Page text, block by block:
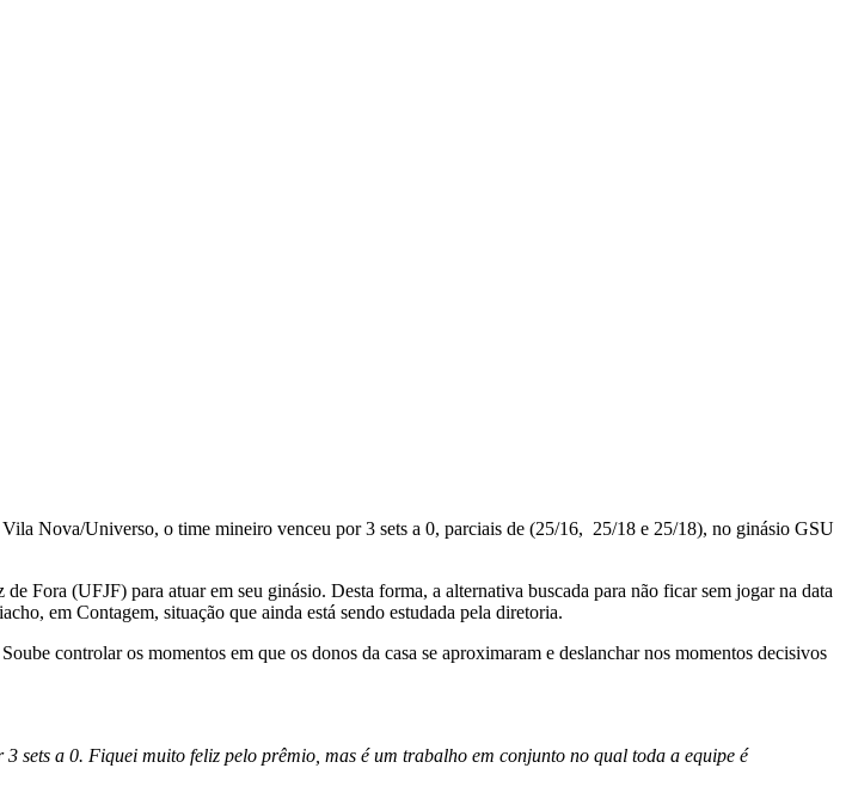
Nova/Universo, o time mineiro venceu por 3 sets a 0, parciais de (25/16, 25/18 e 25/18), no ginásio GSU
Fora (UFJF) para atuar em seu ginásio. Desta forma, a alternativa buscada para não ficar sem jogar na data
em Contagem, situação que ainda está sendo estudada pela diretoria.
controlar os momentos em que os donos da casa se aproximaram e deslanchar nos momentos decisivos
sets a 0. Fiquei muito feliz pelo prêmio, mas é um trabalho em conjunto no qual toda a equipe é